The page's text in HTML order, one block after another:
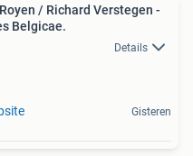
/ Richard Verstegen -
Belgicae.
Details
Gisteren